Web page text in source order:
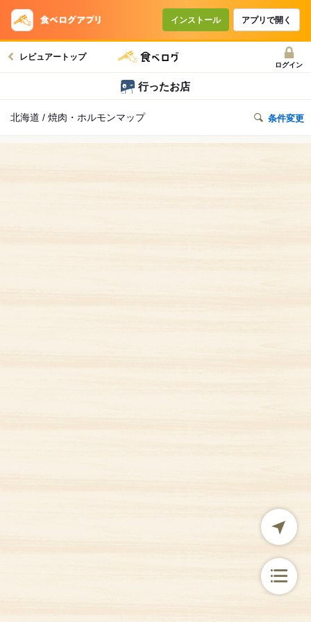
インストール アプリで開く
レビュアートップ
ログイン
行ったお店
北海道 / 焼肉・ホルモンマップ 条件変更